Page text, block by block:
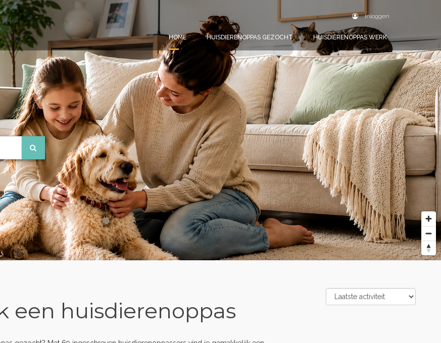
Inloggen
HOME HUISDIERENOPPAS GEZOCHT HUISDIERENOPPAS WERK
een huisdierenoppas